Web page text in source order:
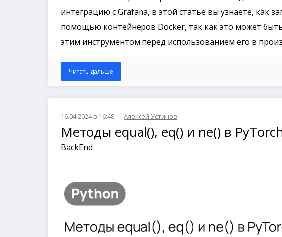
интеграцию с Grafana, в этой статье вы узнаете, как
помощью контейнеров Docker, так как это может
этим инструментом перед использованием его в
Читать дальше
16.04.2024 в 16:48 Алексей Устинов
Методы equal(), eq() и ne() в PyTorch
BackEnd